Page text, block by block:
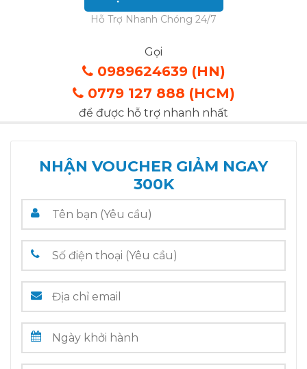
Hỗ Trợ Nhanh Chóng 24/7
Gọi
0989624639 (HN)
0779 127 888 (HCM)
để được hỗ trợ nhanh nhất
NHẬN VOUCHER GIẢM NGAY
300K